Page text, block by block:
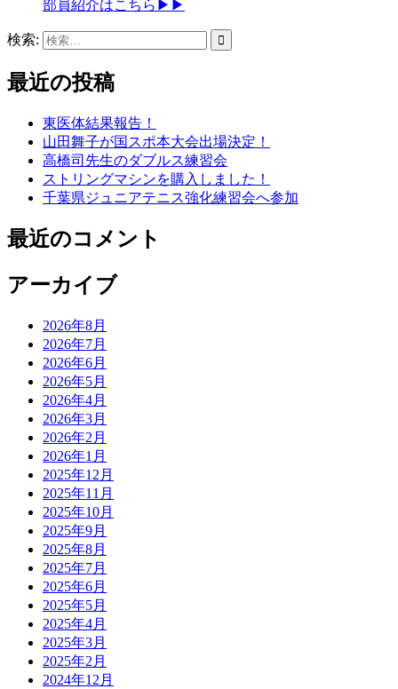
部員紹介はこちら▶▶
検索:
最近の投稿
東医体結果報告！
山田舞子が国スポ本大会出場決定！
高橋司先生のダブルス練習会
ストリングマシンを購入しました！
千葉県ジュニアテニス強化練習会へ参加
最近のコメント
アーカイブ
2026年8月
2026年7月
2026年6月
2026年5月
2026年4月
2026年3月
2026年2月
2026年1月
2025年12月
2025年11月
2025年10月
2025年9月
2025年8月
2025年7月
2025年6月
2025年5月
2025年4月
2025年3月
2025年2月
2024年12月